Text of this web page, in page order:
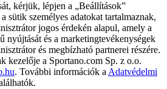
kérjük, lépjen a „Beállítások”
sütik személyes adatokat tartalmaznak,
jogos érdekén alapul, amely a
nyújtását és a marketingtevékenységek
és megbízható partnerei részére.
kezelője a Sportano.com Sp. z o.o.
. További információk a Adatvédelmi